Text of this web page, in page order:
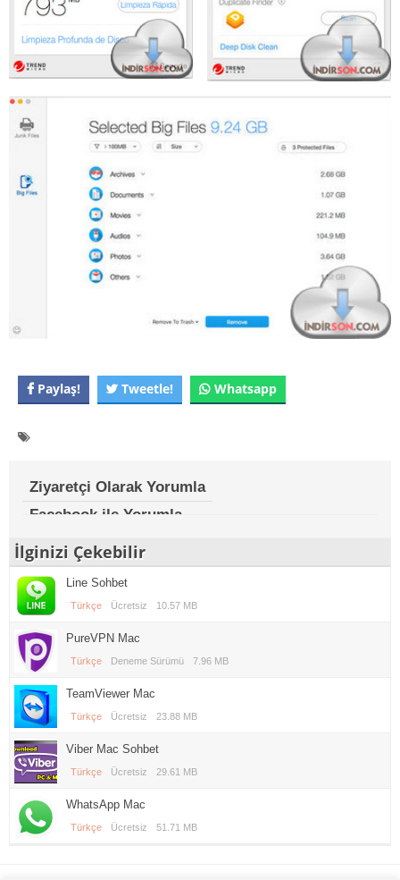
Paylaş! Tweetle! Whatsapp
Ziyaretçi Olarak Yorumla
Facebook ile Yorumla
İlginizi Çekebilir
Line Sohbet
Türkçe Ücretsiz 10.57 MB
PureVPN Mac
Türkçe Deneme Sürümü 7.96 MB
TeamViewer Mac
Türkçe Ücretsiz 23.88 MB
Viber Mac Sohbet
Türkçe Ücretsiz 29.61 MB
WhatsApp Mac
Türkçe Ücretsiz 51.71 MB